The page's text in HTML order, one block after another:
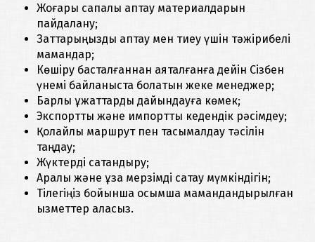
Жоғары сапалы қаптау материалдарын
пайдалану;
Заттарыңызды қаптау мен тиеу үшін тәжірибелі
мамандар;
Көшіру басталғаннан аяқталғанға дейін Сізбен
үнемі байланыста болатын жеке менеджер;
Барлық құжаттарды дайындауға көмек;
Экспорттық және импорттық кедендік рәсімдеу;
Қолайлы маршрут пен тасымалдау тәсілін
таңдау;
Жүктерді сақтандыру;
Аралық және ұзақ мерзімді сақтау мүмкіндігін;
Тілегіңіз бойынша қосымша мамандандырылған
қызметтер aласыз.